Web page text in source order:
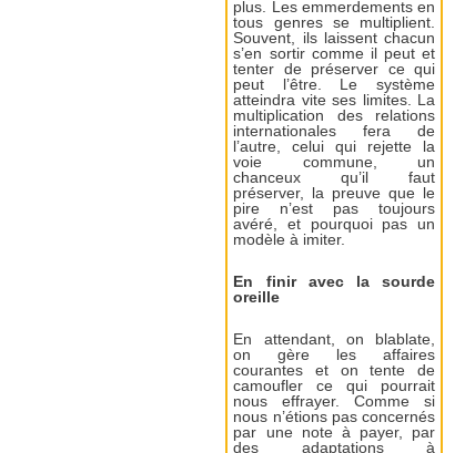
plus. Les emmerdements en
tous genres se multiplient.
Souvent, ils laissent chacun
s’en sortir comme il peut et
tenter de préserver ce qui
peut l’être. Le système
atteindra vite ses limites. La
multiplication des relations
internationales fera de
l’autre, celui qui rejette la
voie commune, un
chanceux qu’il faut
préserver, la preuve que le
pire n’est pas toujours
avéré, et pourquoi pas un
modèle à imiter.
En finir avec la sourde
oreille
En attendant, on blablate,
on gère les affaires
courantes et on tente de
camoufler ce qui pourrait
nous effrayer. Comme si
nous n’étions pas concernés
par une note à payer, par
des adaptations à